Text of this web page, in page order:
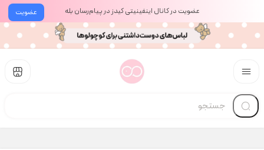
عضویت عضویت در کانال اینفینیتی کیدز در پیام‌رسان بله